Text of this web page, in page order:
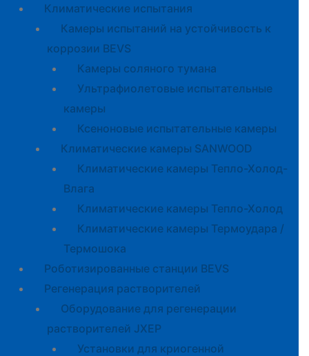
Климатические испытания
Камеры испытаний на устойчивость к
коррозии BEVS
Камеры соляного тумана
Ультрафиолетовые испытательные
камеры
Ксеноновые испытательные камеры
Климатические камеры SANWOOD
Климатические камеры Тепло-Холод-
Влага
Климатические камеры Тепло-Холод
Климатические камеры Термоудара /
Термошока
Роботизированные станции BEVS
Регенерация растворителей
Оборудование для регенерации
растворителей JXEP
Установки для криогенной